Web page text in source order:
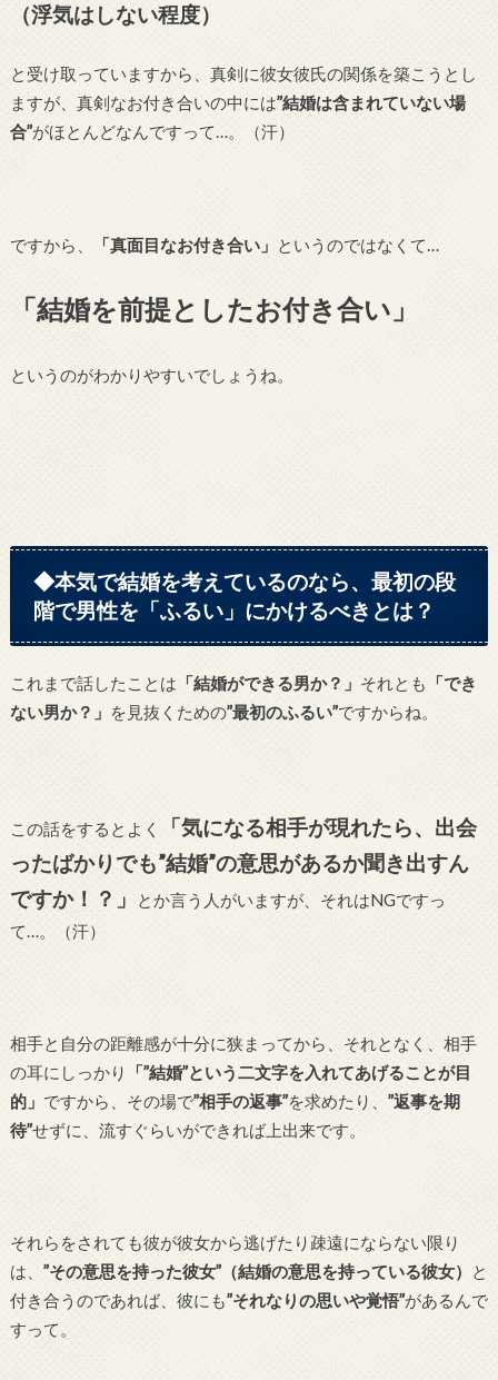
（浮気はしない程度）
と受け取っていますから、真剣に彼女彼氏の関係を築こうとし
ますが、真剣なお付き合いの中には”結婚は含まれていない場
合”がほとんどなんですって…。（汗）
ですから、 「真面目なお付き合い」 というのではなくて…
「結婚を前提としたお付き合い」
というのがわかりやすいでしょうね。
◆本気で結婚を考えているのなら、最初の段
階で男性を「ふるい」にかけるべきとは？
これまで話したことは 「結婚ができる男か？」 それとも
「でき
ない男か？」 を見抜くための”最初のふるい”ですからね。
この話をするとよく
「気になる相手が現れたら、出会
ったばかりでも”結婚”の意思があるか聞き出すん
ですか！？」
とか言う人がいますが、それはNGですっ
て…。（汗）
相手と自分の距離感が十分に狭まってから、それとなく、相手
の耳にしっかり
「”結婚”という二文字を入れてあげることが目
的」 ですから、その場で”相手の返事”を求めたり、 ”返事を期
待”せずに、流すぐらいができれば上出来です。
それらをされても彼が彼女から逃げたり疎遠にならない限り
は、 ”その意思を持った彼女”（結婚の意思を持っている彼女）
と
付き合うのであれば、彼にも”それなりの思いや覚悟”があるんで
すって。